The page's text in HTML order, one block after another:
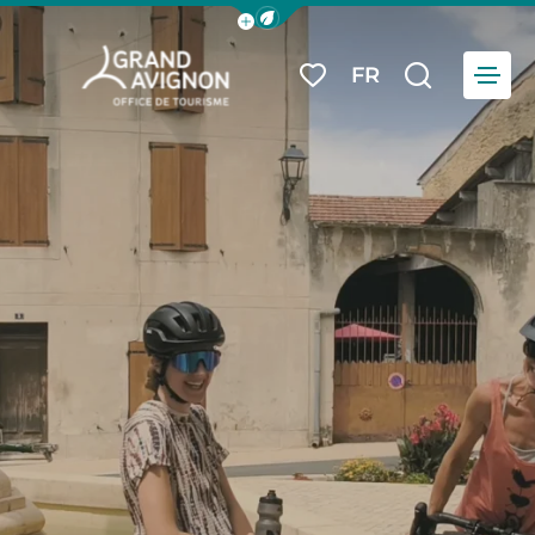
Afficher la barre de navigation du
Grand Avignon Tourisme
Mes favoris
FR
Je
Menu